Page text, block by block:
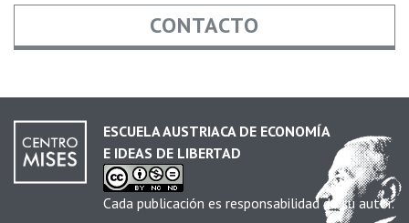
CONTACTO
Email *
ESCUELA AUSTRIACA DE ECONOMÍA
E IDEAS DE LIBERTAD
Cada publicación es responsabilidad de su autor.